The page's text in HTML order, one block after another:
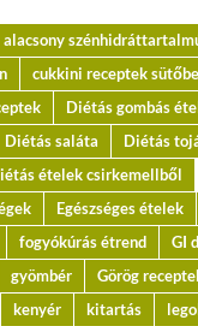
alacsony
cukkini receptek
Diétás gombás
Diétás saláta
Diétás
ételek csirkemellből
Egészséges ételek
fogyókúrás étrend
GI
gyömbér
Görög
kenyér kitartás